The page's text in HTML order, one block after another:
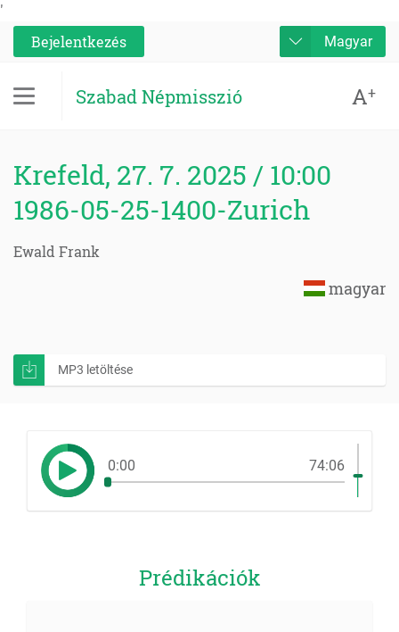
'
Bejelentkezés
Magyar
Szabad Népmisszió A+
Krefeld, 27. 7. 2025 / 10:00
1986-05-25-1400-Zurich
Ewald Frank
magyar
MP3 letöltése
0:00 74:06
Prédikációk